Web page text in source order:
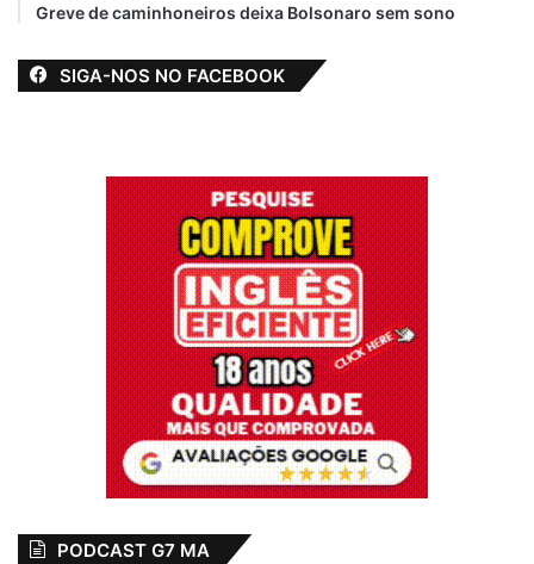
Greve de caminhoneiros deixa Bolsonaro sem sono
SIGA-NOS NO FACEBOOK
PODCAST G7 MA